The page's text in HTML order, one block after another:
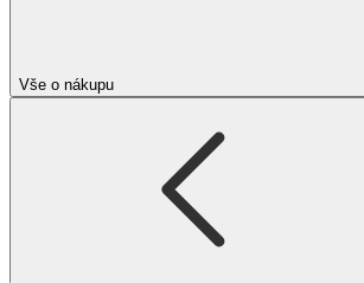
Vše o nákupu